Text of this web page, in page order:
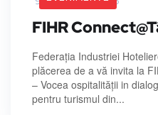
FIHR
Federația Industriei
plăcerea de a vă invita la
– Vocea ospitalității in
pentru turismul din...